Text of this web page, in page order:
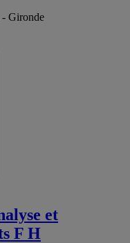
Gironde
et
F H